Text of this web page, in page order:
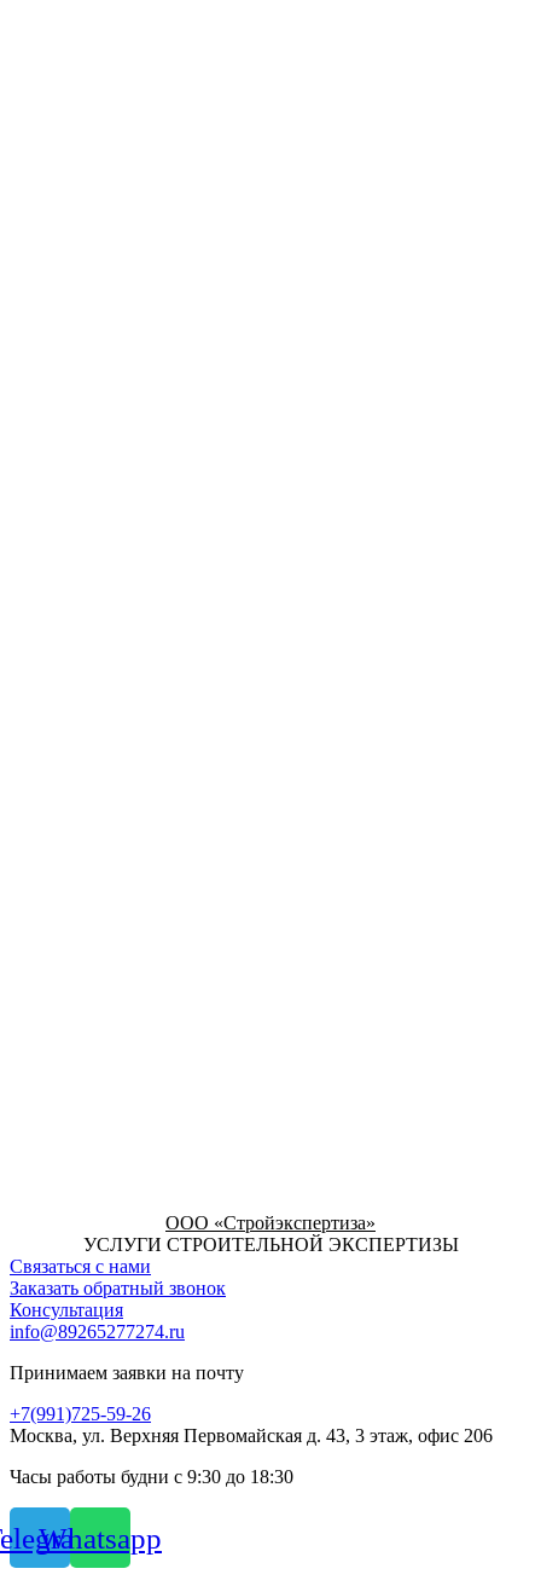
ООО «Стройэкспертиза»
УСЛУГИ СТРОИТЕЛЬНОЙ ЭКСПЕРТИЗЫ
Связаться с нами
Заказать обратный звонок
Консультация
info@89265277274.ru
Принимаем заявки на почту
+7(991)725-59-26
Москва, ул. Верхняя Первомайская д. 43, 3 этаж, офис 206
Часы работы будни с 9:30 до 18:30
Whatsapp